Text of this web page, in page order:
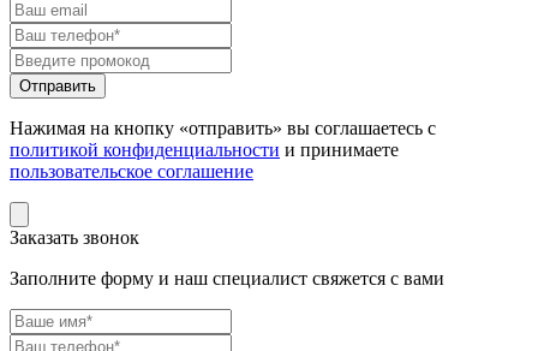
Нажимая на кнопку «отправить» вы соглашаетесь с
политикой конфиденциальности и принимаете
пользовательское соглашение
Заказать звонок
Заполните форму и наш специалист свяжется с вами